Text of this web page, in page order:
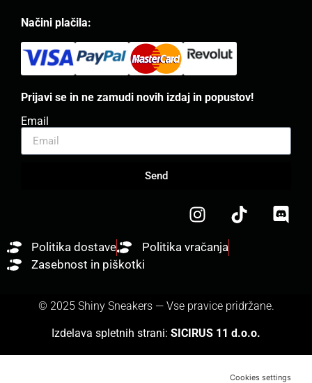
Načini plačila:
Prijavi se in ne zamudi novih izdaj in popustov!
Email
Send
Politika dostave
Politika vračanja
Zasebnost in piškotki
© 2025 Shiny Sneakers — Vse pravice pridržane.
Izdelava spletnih strani: SICIRUS 11 d.o.o.
Cookies settings